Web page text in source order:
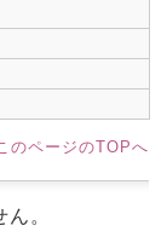
のページのTOPへ
。